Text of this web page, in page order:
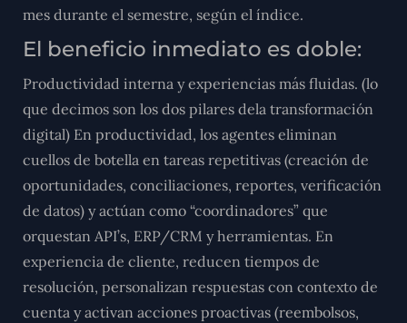
mes durante el semestre, según el índice.
El beneficio inmediato es doble:
Productividad interna y experiencias más fluidas. (lo
que decimos son los dos pilares dela transformación
digital) En productividad, los agentes eliminan
cuellos de botella en tareas repetitivas (creación de
oportunidades, conciliaciones, reportes, verificación
de datos) y actúan como “coordinadores” que
orquestan API’s, ERP/CRM y herramientas. En
experiencia de cliente, reducen tiempos de
resolución, personalizan respuestas con contexto de
cuenta y activan acciones proactivas (reembolsos,